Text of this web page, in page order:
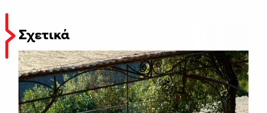
Σχετικά